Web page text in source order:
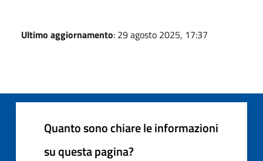
Ultimo aggiornamento: 29 agosto 2025, 17:37
Quanto sono chiare le informazioni
su questa pagina?